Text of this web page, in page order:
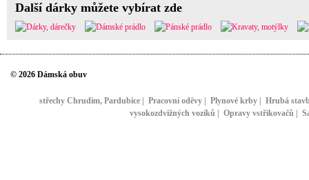
Další dárky můžete vybírat zde
© 2026 Dámská obuv
střechy Chrudim, Pardubice| Pracovní oděvy| Plynové krby| Hrubá
vysokozdvižných vozíků
Opravy vstřikovačů